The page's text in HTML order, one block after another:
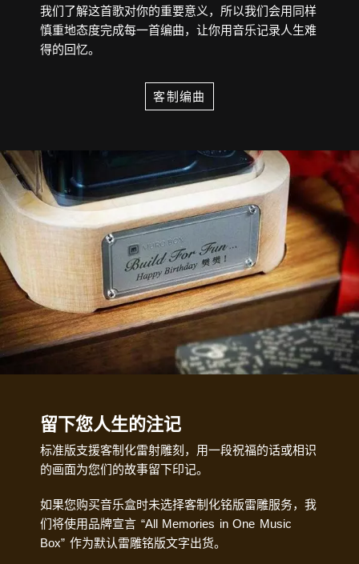
我们了解这首歌对你的重要意义，所以我们会用同样
慎重地态度完成每一首编曲，让你用音乐记录人生难
得的回忆。
客制编曲
留下您人生的注记
标准版支援客制化雷射雕刻，用一段祝福的话或相识
的画面为您们的故事留下印记。
如果您购买音乐盒时未选择客制化铭版雷雕服务，我
们将使用品牌宣言 “All Memories in One Music
Box” 作为默认雷雕铭版文字出货。